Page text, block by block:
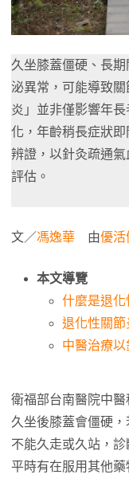
久坐膝蓋僵硬、長
泌異常，可能導致
炎」並非僅影響年
化，年齡稍長症狀
辨證，以針灸疏通
評估。
文／馮逸華 由優活
本文導覽
什麼是退化
退化性關節
中醫治療
衛福部台南醫院中
久坐後膝蓋會僵硬
不能久走或久站，
平時有在服用其他